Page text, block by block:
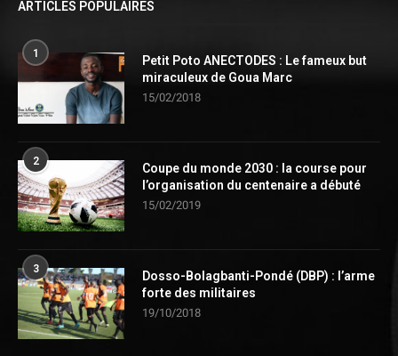
ARTICLES POPULAIRES
1
Petit Poto ANECTODES : Le fameux but
miraculeux de Goua Marc
15/02/2018
2
Coupe du monde 2030 : la course pour
l’organisation du centenaire a débuté
15/02/2019
3
Dosso-Bolagbanti-Pondé (DBP) : l’arme
forte des militaires
19/10/2018